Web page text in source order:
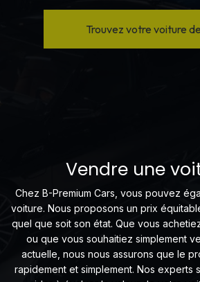
Trouvez votre voiture
Vendre une
Chez B-Premium Cars, vous pouvez
voiture. Nous proposons un prix
quel que soit son état. Que vous
ou que vous souhaitiez simplement
actuelle, nous nous assurons que le
rapidement et simplement. Nos experts